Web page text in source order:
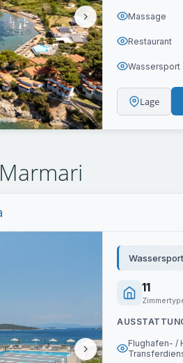
Massage
Restaurant
Wassersport
Lage
11
Flughafen- /